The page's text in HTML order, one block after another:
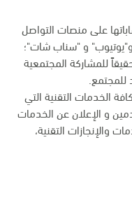
على منصات التواصل
و"يوتيوب" و "سناب شات"؛
للمشاركة المجتمعية
للمجتمع.
الخدمات التقنية التي
و الإعلان عن الخدمات
والإنجازات التقنية،